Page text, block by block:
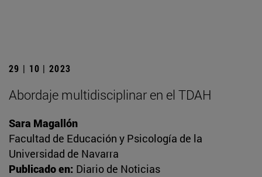
29 | 10 | 2023
Abordaje multidisciplinar en el TDAH
Sara Magallón
Facultad de Educación y Psicología de la
Universidad de Navarra
Publicado en: Diario de Noticias